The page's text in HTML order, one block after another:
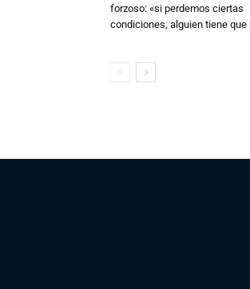
forzoso: «si perdemos ciertas
condiciones, alguien tiene que